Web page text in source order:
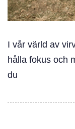
I vår värld av
hålla fokus och
du